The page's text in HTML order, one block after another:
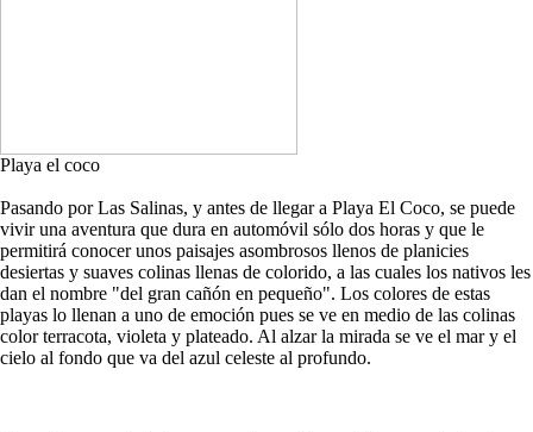
Playa el coco
Pasando por Las Salinas, y antes de llegar a Playa El Coco, se puede
vivir una aventura que dura en automóvil sólo dos horas y que le
permitirá conocer unos paisajes asombrosos llenos de planicies
desiertas y suaves colinas llenas de colorido, a las cuales los nativos les
dan el nombre "del gran cañón en pequeño". Los colores de estas
playas lo llenan a uno de emoción pues se ve en medio de las colinas
color terracota, violeta y plateado. Al alzar la mirada se ve el mar y el
cielo al fondo que va del azul celeste al profundo.